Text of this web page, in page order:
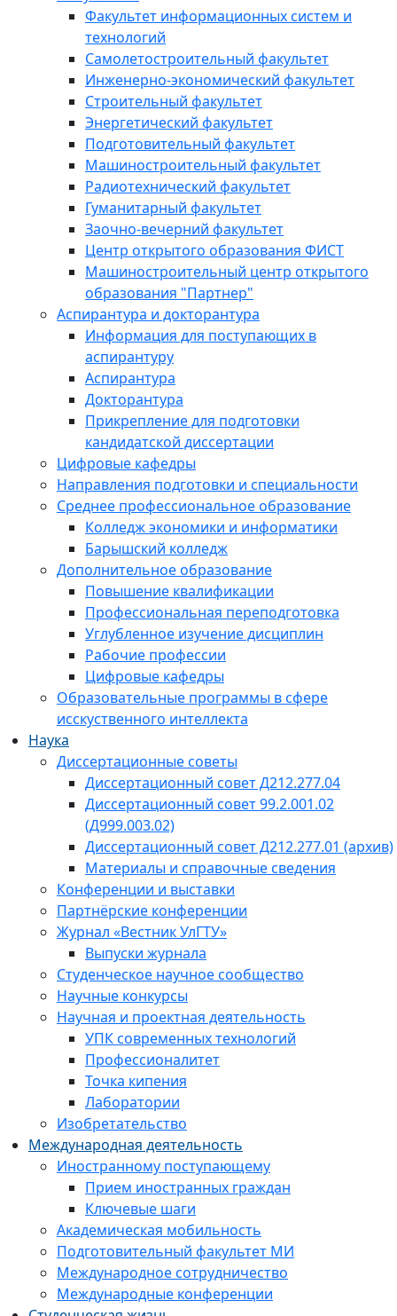
Факультет информационных систем и
технологий
Самолетостроительный факультет
Инженерно-экономический факультет
Строительный факультет
Энергетический факультет
Подготовительный факультет
Машиностроительный факультет
Радиотехнический факультет
Гуманитарный факультет
Заочно-вечерний факультет
Центр открытого образования ФИСТ
Машиностроительный центр открытого
образования "Партнер"
Аспирантура и докторантура
Информация для поступающих в
аспирантуру
Аспирантура
Докторантура
Прикрепление для подготовки
кандидатской диссертации
Цифровые кафедры
Направления подготовки и специальности
Среднее профессиональное образование
Колледж экономики и информатики
Барышский колледж
Дополнительное образование
Повышение квалификации
Профессиональная переподготовка
Углубленное изучение дисциплин
Рабочие профессии
Цифровые кафедры
Образовательные программы в сфере
исскуственного интеллекта
Наука
Диссертационные советы
Диссертационный совет Д212.277.04
Диссертационный совет 99.2.001.02
(Д999.003.02)
Диссертационный совет Д212.277.01 (архив)
Материалы и справочные сведения
Конференции и выставки
Партнёрские конференции
Журнал «Вестник УлГТУ»
Выпуски журнала
Студенческое научное сообщество
Научные конкурсы
Научная и проектная деятельность
УПК современных технологий
Профессионалитет
Точка кипения
Лаборатории
Изобретательство
Международная деятельность
Иностранному поступающему
Прием иностранных граждан
Ключевые шаги
Академическая мобильность
Подготовительный факультет МИ
Международное сотрудничество
Международные конференции